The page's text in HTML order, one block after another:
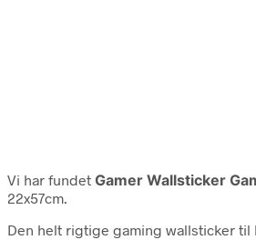
Vi har fundet Gamer Wallsticker
22x57cm.
Den helt rigtige gaming wallsticker